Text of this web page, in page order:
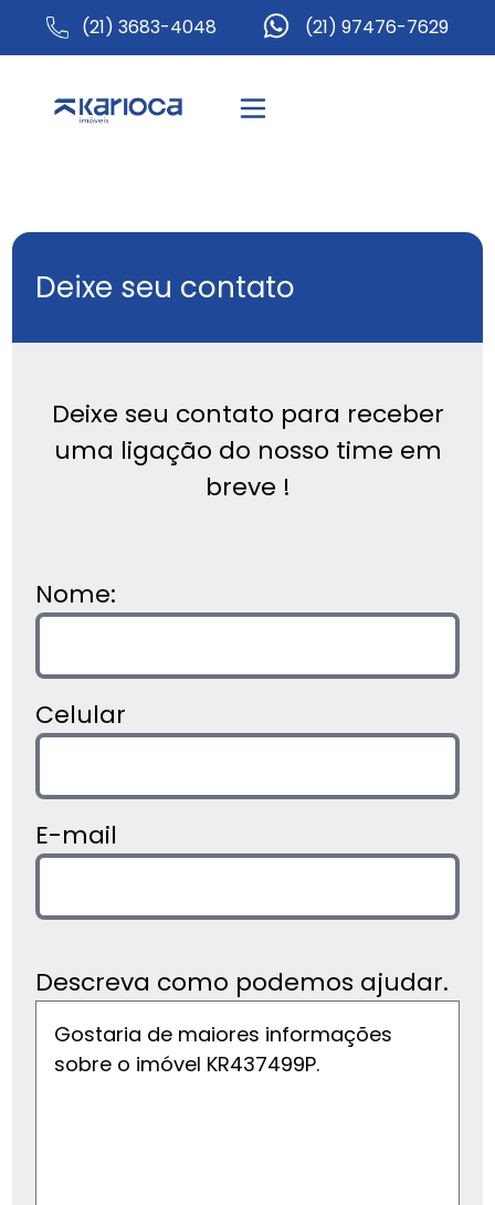
(21) 3683-4048 (21) 97476-7629
Deixe seu contato
Deixe seu contato para receber
uma ligação do nosso time em
breve !
Nome:
Celular
E-mail
Descreva como podemos ajudar.